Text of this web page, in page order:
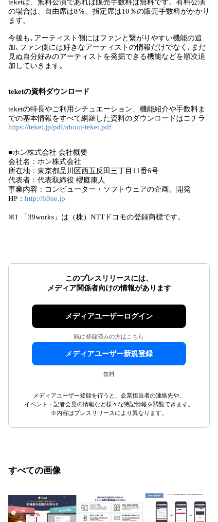
teketは、無料公演であれば販売手数料は無料です。有料公演
の場合は、自由席は8％、指定席は10％の販売手数料がかかり
ます。
今後も､アーティスト側にはファンと繋がりやすい機能の追
加､ファン側には好きなアーティストの情報だけでなく､まだ
見ぬ自分好みのアーティストを発掘できる機能などを順次追
加していきます｡
teketの資料ダウンロード
teketの特長やご利用シチュエーション、機能紹介や手数料ま
での基本情報をすべて網羅した資料のダウンロードはコチラ
https://teket.jp/pdf/about-teket.pdf
■ホン株式会社 会社概要
会社名：ホン株式会社
所在地：東京都品川区西五反田三丁目11番6号
代表者：代表取締役 櫻庭康人
事業内容：コンピューター・ソフトウェアの企画、開発
HP： http://h0ne.jp
※1 「39works」は（株）NTTドコモの登録商標です。
このプレスリリースには、
メディア関係者向けの情報があります
メディアユーザーログイン
既に登録済みの方はこちら
メディアユーザー新規登録
無料
メディアユーザー登録を行うと、企業担当者の連絡先や、
イベント・記者会見の情報など様々な特記情報を閲覧できます。
※内容はプレスリリースにより異なります。
すべての画像